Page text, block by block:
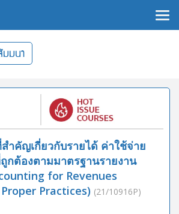
มมนา
ำคัญเกี่ยวกับรายได้ ค่าใช้จ่าย
กต้องตามมาตรฐานรายงาน
for Revenues
Practices) (21/10916P)
×